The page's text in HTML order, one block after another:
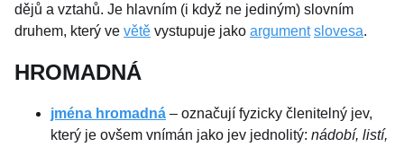
dějů a vztahů. Je hlavním (i když ne jediným) slovním
druhem, který ve větě vystupuje jako argument slovesa.
HROMADNÁ
jména hromadná – označují fyzicky členitelný jev,
který je ovšem vnímán jako jev jednolitý: nádobí, listí,